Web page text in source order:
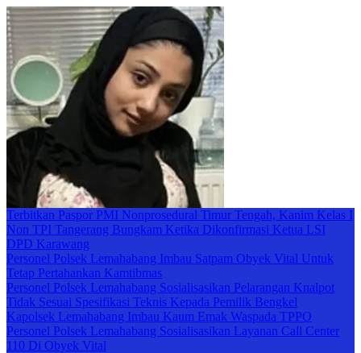
Terbitkan Paspor PMI Nonprosedural Timur Tengah, Kanim Kelas I
Non TPI Tangerang Bungkam Ketika Dikonfirmasi Ketua LSI
DPD Karawang
Personel Polsek Lemahabang Imbau Satpam Obyek Vital Untuk
Tetap Pertahankan Kamtibmas
Personel Polsek Lemahabang Sosialisasikan Pelarangan Knalpot
Tidak Sesuai Spesifikasi Teknis Kepada Pemilik Bengkel
Kapolsek Lemahabang Imbau Kaum Emak Waspada TPPO
Personel Polsek Lemahabang Sosialisasikan Layanan Call Center
110 Di Obyek Vital